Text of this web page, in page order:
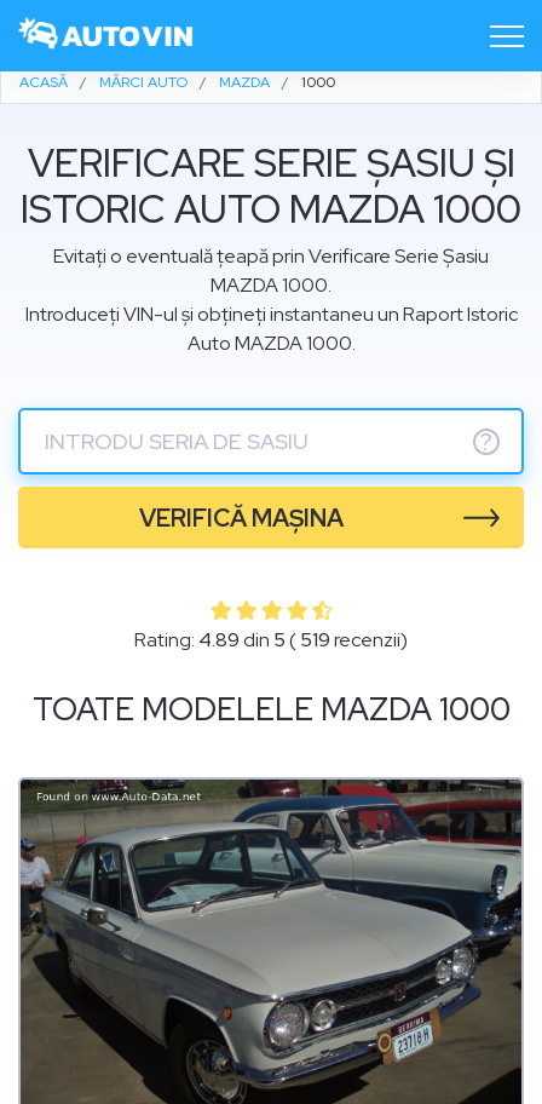
ACASĂ MĂRCI AUTO MAZDA 1000
VERIFICARE SERIE ȘASIU ȘI
ISTORIC AUTO MAZDA 1000
Evitați o eventuală țeapă prin Verificare Serie Șasiu
MAZDA 1000.
Introduceți VIN-ul și obțineți instantaneu un Raport Istoric
Auto MAZDA 1000.
?
VERIFICĂ MAȘINA
Rating: 4.89 din 5(519recenzii)
TOATE MODELELE MAZDA 1000